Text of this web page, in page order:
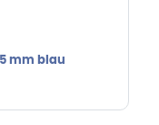
mm blau